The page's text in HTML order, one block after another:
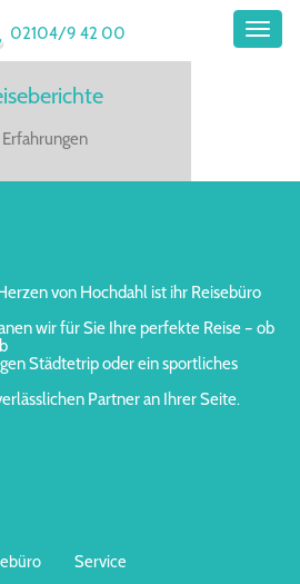
02104/9 42 00
von Hochdahl ist ihr Reisebüro
wir für Sie Ihre perfekte Reise – ob
Städtetrip oder ein sportliches
Partner an Ihrer Seite.
Service